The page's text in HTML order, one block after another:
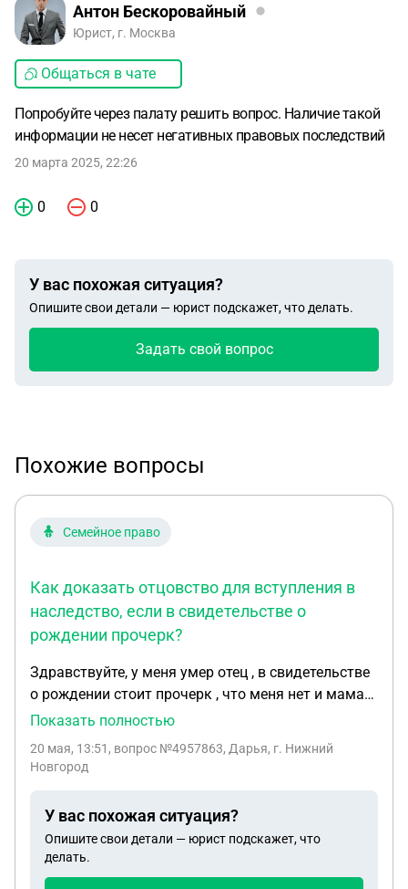
Антон Бескоровайный
Юрист, г. Москва
Общаться в чате
Попробуйте через палату решить вопрос. Наличие такой
информации не несет негативных правовых последствий
20 марта 2025, 22:26
0 0
У вас похожая ситуация?
Опишите свои детали — юрист подскажет, что делать.
Задать свой вопрос
Похожие вопросы
Семейное право
Как доказать отцовство для вступления в
наследство, если в свидетельстве о
рождении прочерк?
Здравствуйте, у меня умер отец , в свидетельстве
о рождении стоит прочерк , что меня нет и мама
развелись , а жили 30 лет вместе , сейчас как то
имею права на наследство , что нужно делать ,
Показать полностью
20 мая, 13:51 , вопрос №4957863, Дарья, г. Нижний
Новгород
У вас похожая ситуация?
Опишите свои детали — юрист подскажет, что
делать.